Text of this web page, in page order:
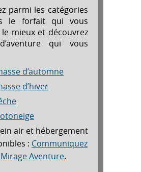
parmi les catégories
le forfait qui vous
mieux et découvrez
qui vous
d’automne
d’hiver
air et hébergement
: Communiquez
Aventure.